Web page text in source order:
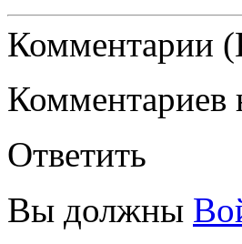
Комментарии
Комментариев
Ответить
Вы должны